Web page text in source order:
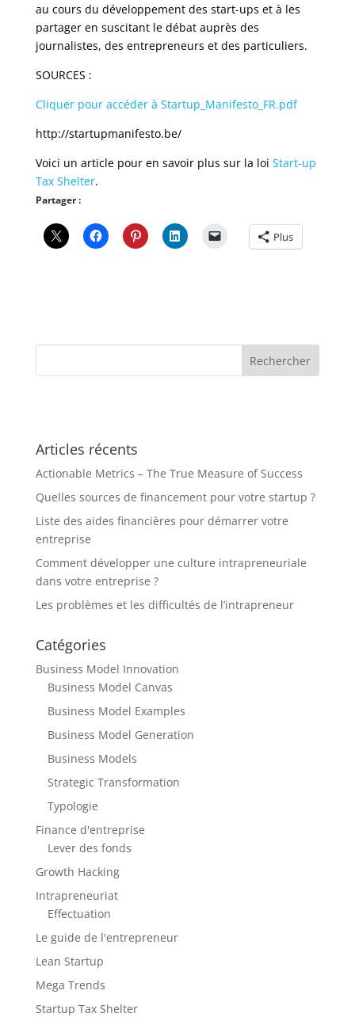
au cours du développement des start-ups et à les
partager en suscitant le débat auprès des
journalistes, des entrepreneurs et des particuliers.
SOURCES :
Cliquer pour accéder à Startup_Manifesto_FR.pdf
http://startupmanifesto.be/
Voici un article pour en savoir plus sur la loi Start-up
Tax Shelter.
Partager :
Plus
Articles récents
Actionable Metrics – The True Measure of Success
Quelles sources de financement pour votre startup ?
Liste des aides financières pour démarrer votre
entreprise
Comment développer une culture intrapreneuriale
dans votre entreprise ?
Les problèmes et les difficultés de l’intrapreneur
Catégories
Business Model Innovation
Business Model Canvas
Business Model Examples
Business Model Generation
Business Models
Strategic Transformation
Typologie
Finance d'entreprise
Lever des fonds
Growth Hacking
Intrapreneuriat
Effectuation
Le guide de l'entrepreneur
Lean Startup
Mega Trends
Startup Tax Shelter